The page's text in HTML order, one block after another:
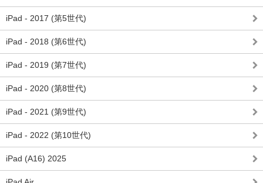
iPad - 2017 (第5世代)
iPad - 2018 (第6世代)
iPad - 2019 (第7世代)
iPad - 2020 (第8世代)
iPad - 2021 (第9世代)
iPad - 2022 (第10世代)
iPad (A16) 2025